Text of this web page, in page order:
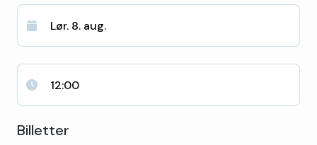
Lør. 8. aug.
12:00
Billetter